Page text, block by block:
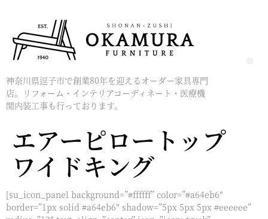
神奈川県逗子市で創業80年を迎えるオーダー家具専門
店。リフォーム・インテリアコーディネート・医療機
関内装工事も行っております。
エアーピロートップ
ワイドキング
[su_icon_panel background=”#ffffff” color=”#a64eb6″
border=”1px solid #a64eb6″ shadow=”5px 5px 5px #eeeeee”